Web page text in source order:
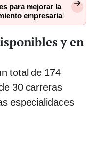
para mejorar la
empresarial
y en
total de 174
30 carreras
especialidades